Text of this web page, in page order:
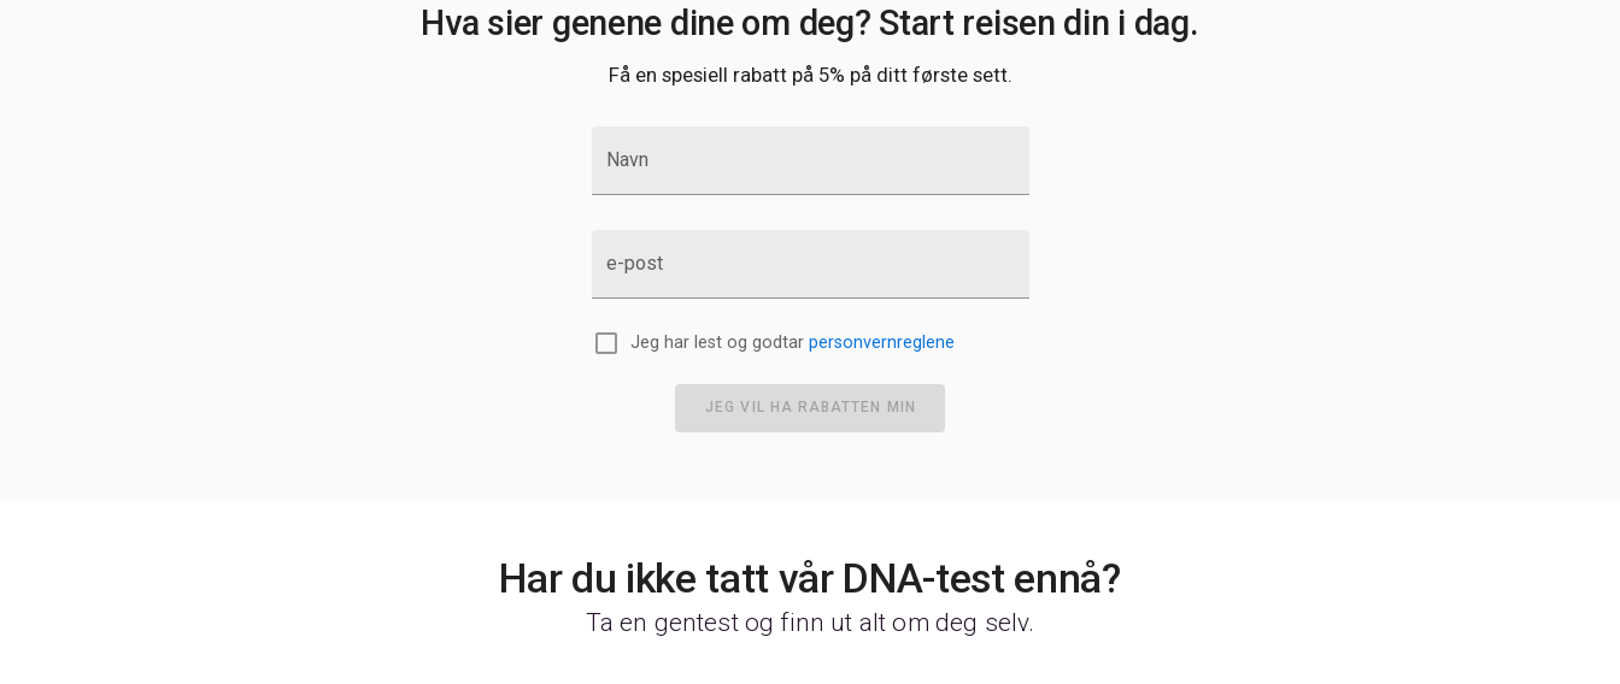
Hva sier genene dine om deg? Start reisen din i dag.
Få en spesiell rabatt på 5% på ditt første sett.
Navn
e-post
Jeg har lest og godtar personvernreglene
JEG VIL HA RABATTEN MIN
Har du ikke tatt vår DNA-test ennå?
Ta en gentest og finn ut alt om deg selv.